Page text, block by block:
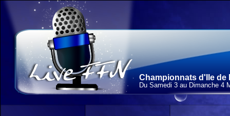
Championnats d'Ile de
Du Samedi 3 au Dimanche 4